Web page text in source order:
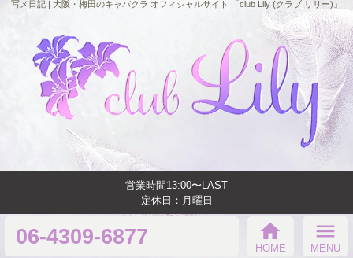
写メ日記 | 大阪・梅田のキャバクラ オフィシャルサイト 「club Lily (クラブ リリー)」
営業時間13:00〜LAST
定休日：月曜日
06-4309-6877 home
HOME
menu
MENU